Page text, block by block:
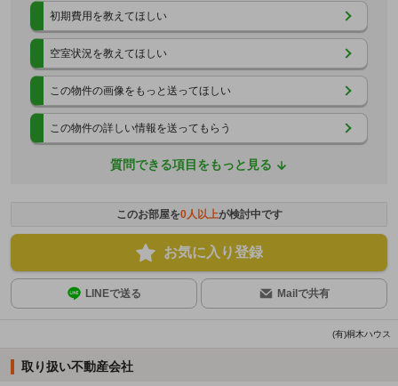
初期費用を教えてほしい
空室状況を教えてほしい
この物件の画像をもっと送ってほしい
この物件の詳しい情報を送ってもらう
質問できる項目をもっと見る
このお部屋を0人以上が検討中です
お気に入り登録
LINEで送る Mailで共有
(有)桐木ハウス
取り扱い不動産会社